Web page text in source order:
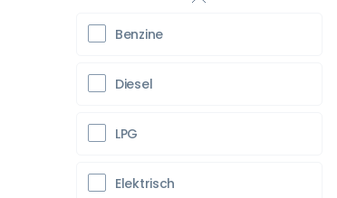
Benzine
Diesel
LPG
Elektrisch